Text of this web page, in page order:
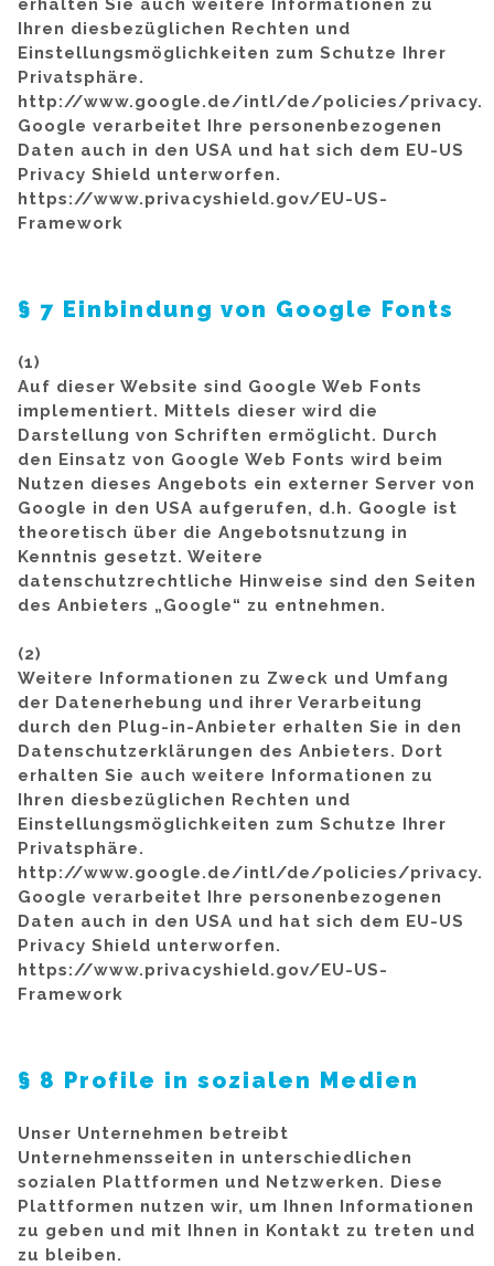
erhalten Sie auch weitere Informationen zu
Ihren diesbezüglichen Rechten und
Einstellungsmöglichkeiten zum Schutze Ihrer
Privatsphäre.
http://www.google.de/intl/de/policies/privacy.
Google verarbeitet Ihre personenbezogenen
Daten auch in den USA und hat sich dem EU-US
Privacy Shield unterworfen.
https://www.privacyshield.gov/EU-US-
Framework
§ 7 Einbindung von Google Fonts
(1)
Auf dieser Website sind Google Web Fonts
implementiert. Mittels dieser wird die
Darstellung von Schriften ermöglicht. Durch
den Einsatz von Google Web Fonts wird beim
Nutzen dieses Angebots ein externer Server von
Google in den USA aufgerufen, d.h. Google ist
theoretisch über die Angebotsnutzung in
Kenntnis gesetzt. Weitere
datenschutzrechtliche Hinweise sind den Seiten
des Anbieters „Google“ zu entnehmen.
(2)
Weitere Informationen zu Zweck und Umfang
der Datenerhebung und ihrer Verarbeitung
durch den Plug-in-Anbieter erhalten Sie in den
Datenschutzerklärungen des Anbieters. Dort
erhalten Sie auch weitere Informationen zu
Ihren diesbezüglichen Rechten und
Einstellungsmöglichkeiten zum Schutze Ihrer
Privatsphäre.
http://www.google.de/intl/de/policies/privacy.
Google verarbeitet Ihre personenbezogenen
Daten auch in den USA und hat sich dem EU-US
Privacy Shield unterworfen.
https://www.privacyshield.gov/EU-US-
Framework
§ 8 Profile in sozialen Medien
Unser Unternehmen betreibt
Unternehmensseiten in unterschiedlichen
sozialen Plattformen und Netzwerken. Diese
Plattformen nutzen wir, um Ihnen Informationen
zu geben und mit Ihnen in Kontakt zu treten und
zu bleiben.